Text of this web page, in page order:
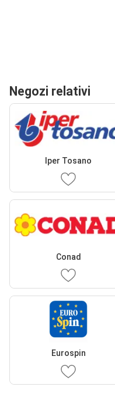
Negozi relativi
Iper Tosano
Conad
Eurospin